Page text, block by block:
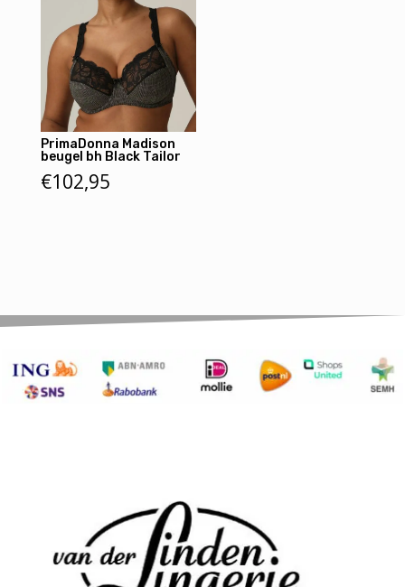
PrimaDonna Madison
beugel bh Black Tailor
€102,95